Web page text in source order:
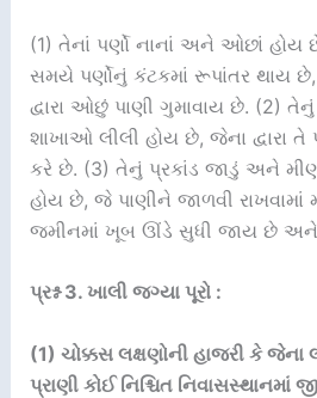
(1) તેનાં પર્ણો નાનાં અને ઓછાં હોય
સમયે પર્ણોનું કંટકમાં રૂપાંતર થાય છે,
દ્વારા ઓછું પાણી ગુમાવાય છે. (2)
શાખાઓ લીલી હોય છે, જેના દ્વારા
કરે છે. (3) તેનું પ્રકાંડ જાડું અને
હોય છે, જે પાણીને જાળવી
જમીનમાં ખૂબ ઊંડે સુધી જાય છે અને
પ્રશ્ન 3. ખાલી જગ્યા પૂરો :
(1) ચોક્કસ લક્ષણોની હાજરી કે જેના
પ્રાણી કોઈ નિશ્ચિત નિવાસસ્થાનમાં